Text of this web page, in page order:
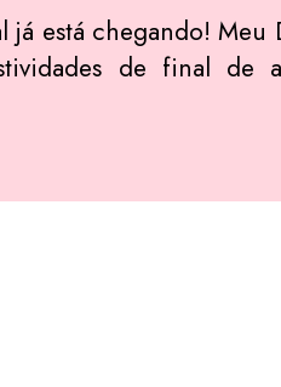
está chegando! Meu
de final de